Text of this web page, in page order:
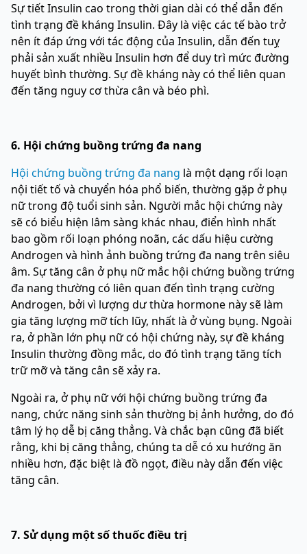
Sự tiết Insulin cao trong thời gian dài có thể dẫn đến
tình trạng đề kháng Insulin. Đây là việc các tế bào trở
nên ít đáp ứng với tác động của Insulin, dẫn đến tuỵ
phải sản xuất nhiều Insulin hơn để duy trì mức đường
huyết bình thường. Sự đề kháng này có thể liên quan
đến tăng nguy cơ thừa cân và béo phì.
6. Hội chứng buồng trứng đa nang
Hội chứng buồng trứng đa nang là một dạng rối loạn
nội tiết tố và chuyển hóa phổ biến, thường gặp ở phụ
nữ trong độ tuổi sinh sản. Người mắc hội chứng này
sẽ có biểu hiện lâm sàng khác nhau, điển hình nhất
bao gồm rối loạn phóng noãn, các dấu hiệu cường
Androgen và hình ảnh buồng trứng đa nang trên siêu
âm. Sự tăng cân ở phụ nữ mắc hội chứng buồng trứng
đa nang thường có liên quan đến tình trạng cường
Androgen, bởi vì lượng dư thừa hormone này sẽ làm
gia tăng lượng mỡ tích lũy, nhất là ở vùng bụng. Ngoài
ra, ở phần lớn phụ nữ có hội chứng này, sự đề kháng
Insulin thường đồng mắc, do đó tình trạng tăng tích
trữ mỡ và tăng cân sẽ xảy ra.
Ngoài ra, ở phụ nữ với hội chứng buồng trứng đa
nang, chức năng sinh sản thường bị ảnh hưởng, do đó
tâm lý họ dễ bị căng thẳng. Và chắc bạn cũng đã biết
rằng, khi bị căng thẳng, chúng ta dễ có xu hướng ăn
nhiều hơn, đặc biệt là đồ ngọt, điều này dẫn đến việc
tăng cân.
7. Sử dụng một số thuốc điều trị